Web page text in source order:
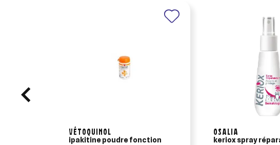
VÉTOQUINOL
ipakitine poudre fonction
OSALIA
keriox spray